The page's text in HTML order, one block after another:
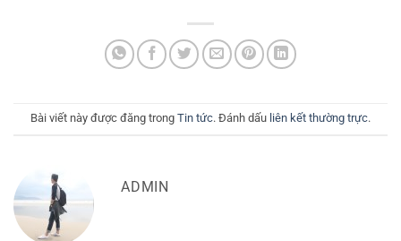
Bài viết này được đăng trong Tin tức. Đánh dấu liên kết thường trực.
ADMIN